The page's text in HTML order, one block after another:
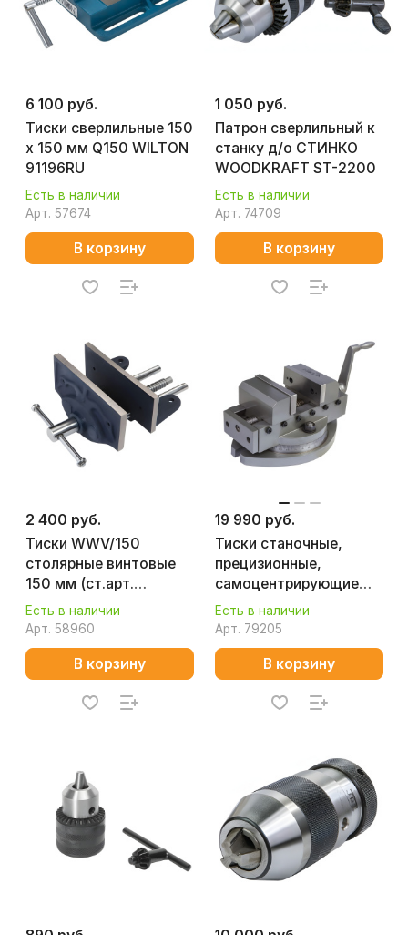
6 100 руб.
Тиски сверлильные 150
х 150 мм Q150 WILTON
91196RU
Есть в наличии
Арт. 57674
В корзину
1 050 руб.
Патрон сверлильный к
станку д/о СТИНКО
WOODKRAFT ST-2200
Есть в наличии
Арт. 74709
В корзину
2 400 руб.
Тиски WWV/150
столярные винтовые
150 мм (ст.арт.
GR39000) 65016EU
Есть в наличии
Арт. 58960
В корзину
19 990 руб.
Тиски станочные,
прецизионные,
самоцентрирующие
100х100 мм SCV/SP-
100 WILTON 11713EU
Есть в наличии
Арт. 79205
В корзину